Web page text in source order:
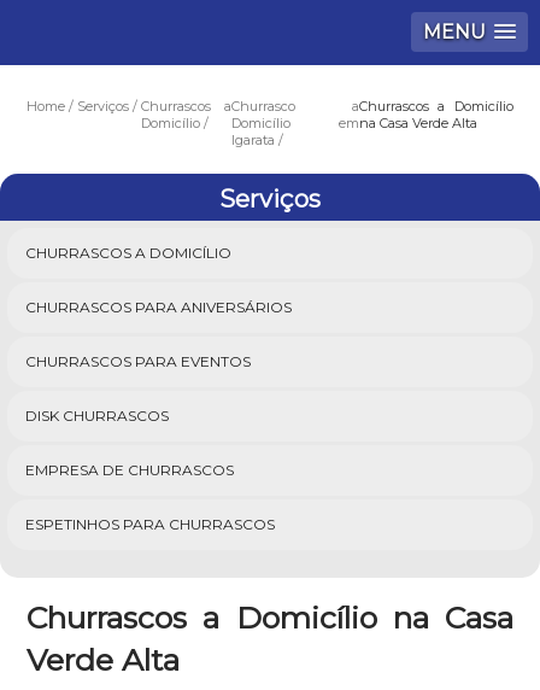
MENU
Home Serviços
Churrascos a
Domicílio
Churrasco a
Domicílio em
Igarata
Churrascos a Domicílio
na Casa Verde Alta
Serviços
CHURRASCOS A DOMICÍLIO
CHURRASCOS PARA ANIVERSÁRIOS
CHURRASCOS PARA EVENTOS
DISK CHURRASCOS
EMPRESA DE CHURRASCOS
ESPETINHOS PARA CHURRASCOS
Churrascos a Domicílio na Casa
Verde Alta